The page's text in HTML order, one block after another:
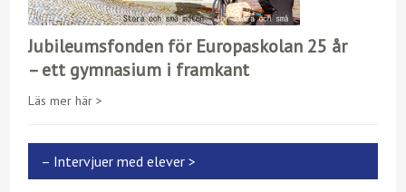
Jubileumsfonden för Europaskolan 25 år
– ett gymnasium i framkant
Läs mer här >
– Intervjuer med elever >